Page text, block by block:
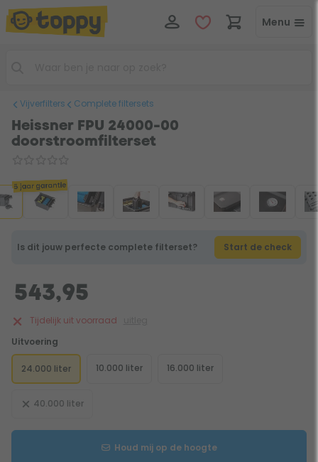
Menu
Vijverfilters Complete filtersets
Heissner FPU 24000-00
doorstroomfilterset
5 jaar garantie
Is dit jouw perfecte complete filterset? Start de check
543,95
Tijdelijk uit voorraad
Uitvoering
24.000 liter 10.000 liter 16.000 liter
40.000 liter
Houd mij op de hoogte